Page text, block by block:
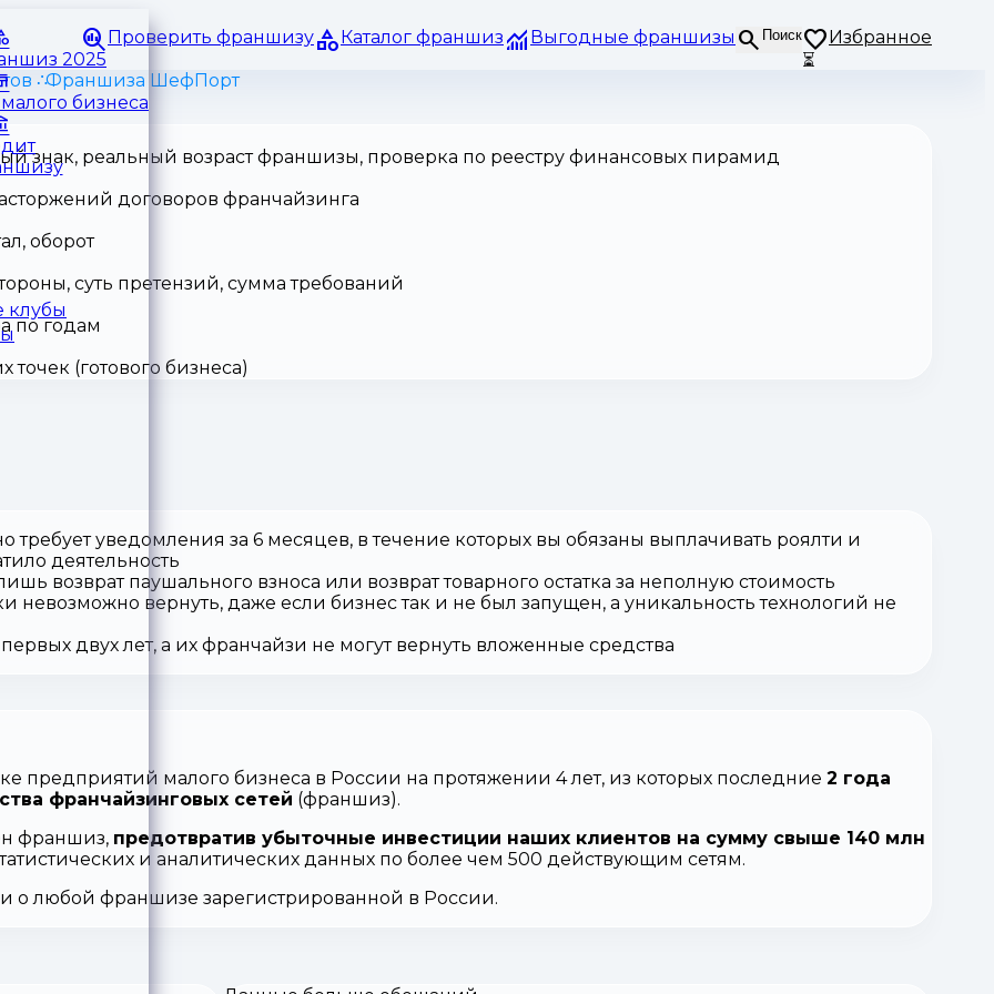
Проверить франшизу Каталог франшиз Выгодные франшизы Поиск
Избранное
⏳
2025
бизнеса
клубы
Франшиза ШефПорт
знак, реальный возраст франшизы, проверка по реестру финансовых пирамид
договоров франчайзинга
оборот
суть претензий, сумма требований
по годам
(готового бизнеса)
требует уведомления за 6 месяцев, в течение которых вы обязаны выплачивать роялти и
деятельность
возврат паушального взноса или возврат товарного остатка за неполную стоимость
невозможно вернуть, даже если бизнес так и не был запущен, а уникальность технологий не
двух лет, а их франчайзи не могут вернуть вложенные средства
предприятий малого бизнеса в России на протяжении 4 лет, из которых последние 2 года
франчайзинговых сетей (франшиз).
франшиз, предотвратив убыточные инвестиции наших клиентов на сумму свыше 140 млн
и аналитических данных по более чем 500 действующим сетям.
о любой франшизе зарегистрированной в России.